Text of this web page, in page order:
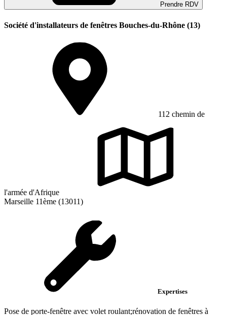
Prendre RDV
Société d'installateurs de fenêtres Bouches-du-Rhône (13)
112 chemin de
l'armée d'Afrique
Marseille 11ème (13011)
Expertises
Pose de porte-fenêtre avec volet roulant;rénovation de fenêtres à